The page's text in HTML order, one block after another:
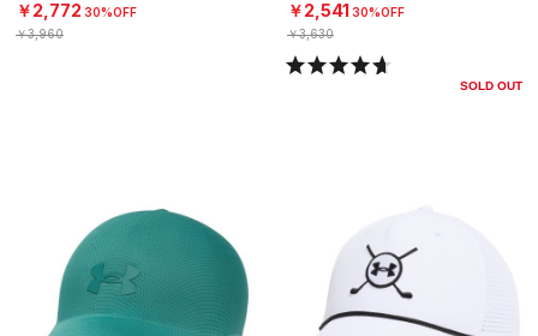
￥2,772 30%OFF
￥3,960
￥2,541 30%OFF
￥3,630
SOLD OUT